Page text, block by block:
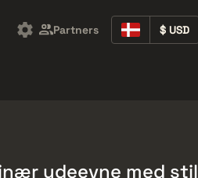
Partners $ USD
ydeevne med stil